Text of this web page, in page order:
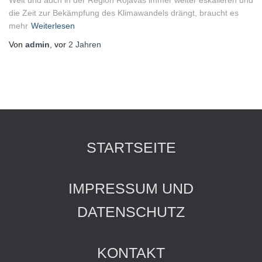
die Zeit zur Bekämpfung des Klimawandels drängt, braucht es
mehr Weiterlesen
Von admin , vor 2 Jahren
STARTSEITE
IMPRESSUM UND
DATENSCHUTZ
KONTAKT